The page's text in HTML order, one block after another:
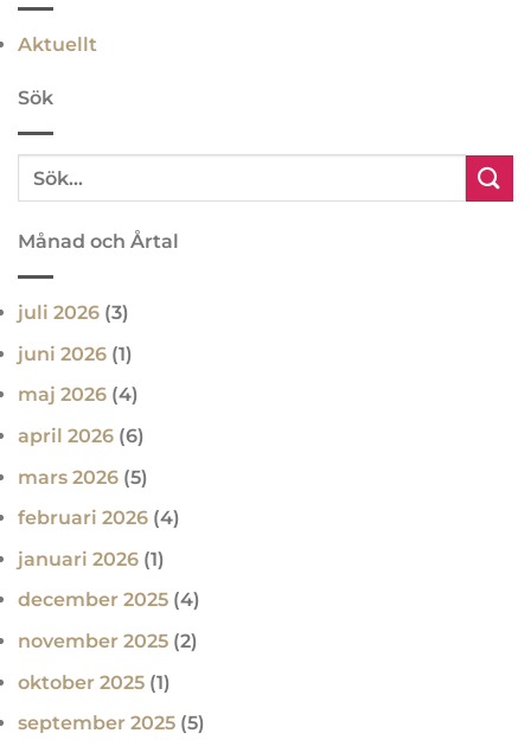
Aktuellt
Sök
Månad och Årtal
juli 2026 (3)
juni 2026 (1)
maj 2026 (4)
april 2026 (6)
mars 2026 (5)
februari 2026 (4)
januari 2026 (1)
december 2025 (4)
november 2025 (2)
oktober 2025 (1)
september 2025 (5)